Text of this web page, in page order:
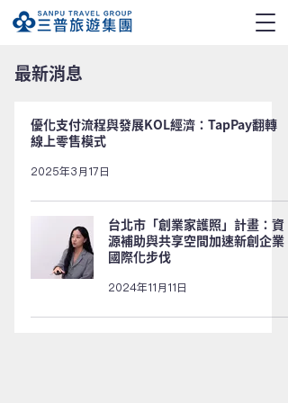
​最新消息
優化支付流程與發展KOL經濟：TapPay翻轉
線上零售模式
2025年3月17日
台北市「創業家護照」計畫：資
源補助與共享空間加速新創企業
國際化步伐
2024年11月11日